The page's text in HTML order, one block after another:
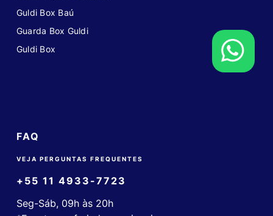
Guldi Box Baú
Guarda Box Guldi
Guldi Box
FAQ
VEJA PERGUNTAS FREQUENTES
+55 11 4933-7723
Seg-Sáb, 09h às 20h